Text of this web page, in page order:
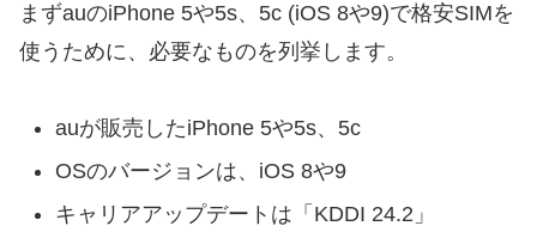
まずauのiPhone 5や5s、5c (iOS 8や9)で格安SIMを
使うために、必要なものを列挙します。
auが販売したiPhone 5や5s、5c
OSのバージョンは、iOS 8や9
キャリアアップデートは「KDDI 24.2」